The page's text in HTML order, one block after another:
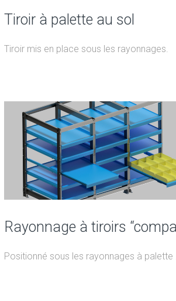
Tiroir à palette au sol
Tiroir mis en place sous les rayonnages.
Rayonnage à tiroirs
Positionné sous les rayonnages à palette